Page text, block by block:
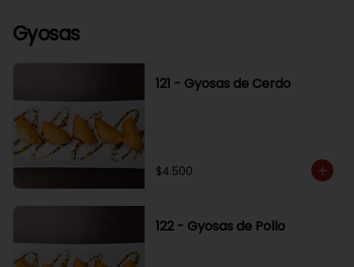
Gyosas
121 - Gyosas de Cerdo
$4.500
122 - Gyosas de Pollo